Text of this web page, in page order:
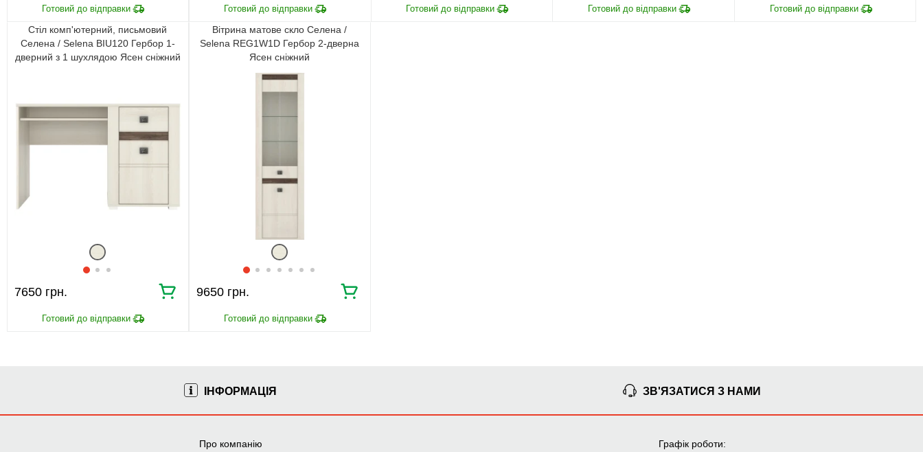
Стіл комп'ютерний, письмовий
Селена / Selena BIU120 Гербор 1-
дверний з 1 шухлядою Ясен сніжний
7650 грн.
Вітрина матове скло Селена /
Selena REG1W1D Гербор 2-дверна
Ясен сніжний
9650 грн.
ІНФОРМАЦІЯ
Про компанію
ЗВ'ЯЗАТИСЯ З НАМИ
Графік роботи: